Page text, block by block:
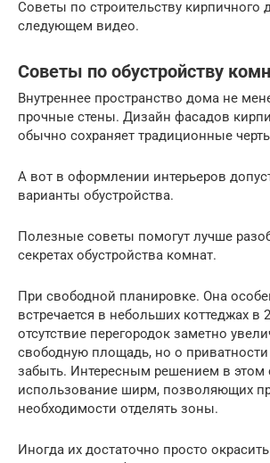
Советы по строительству кирпичного
следующем видео.
Советы по обустройству
Внутреннее пространство дома не
прочные стены. Дизайн фасадов
обычно сохраняет традиционные
А вот в оформлении интерьеров
варианты обустройства.
Полезные советы помогут лучше
секретах обустройства комнат.
При свободной планировке. Она
встречается в небольших коттеджах в
отсутствие перегородок заметно
свободную площадь, но о приватности
забыть. Интересным решением в этом
использование ширм, позволяющих
необходимости отделять зоны.
Иногда их достаточно просто